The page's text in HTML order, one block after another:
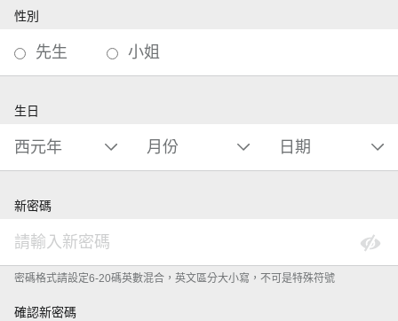
性別
先生 小姐
生日
新密碼
密碼格式請設定6-20碼英數混合，英文區分大小寫，不可是特殊符號
確認新密碼